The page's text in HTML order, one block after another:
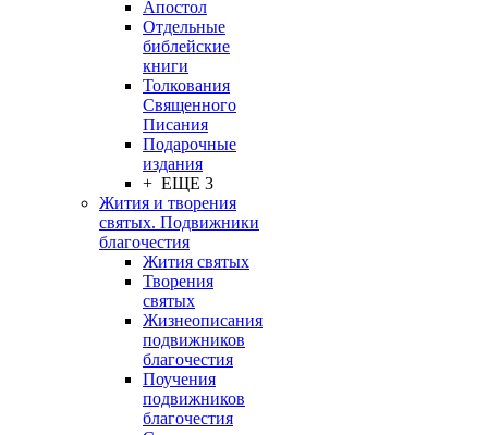
Апостол
Отдельные
библейские
книги
Толкования
Священного
Писания
Подарочные
издания
+ ЕЩЕ 3
Жития и творения
святых. Подвижники
благочестия
Жития святых
Творения
святых
Жизнеописания
подвижников
благочестия
Поучения
подвижников
благочестия